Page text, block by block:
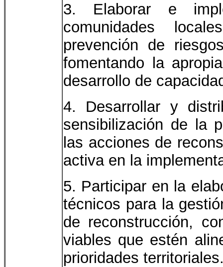
3. Elaborar e
comunidades
prevención de
fomentando la
desarrollo de
4. Desarrollar y
sensibilización de la
las acciones de
activa en la
5. Participar en la
técnicos para la
de reconstrucción,
viables que estén
prioridades